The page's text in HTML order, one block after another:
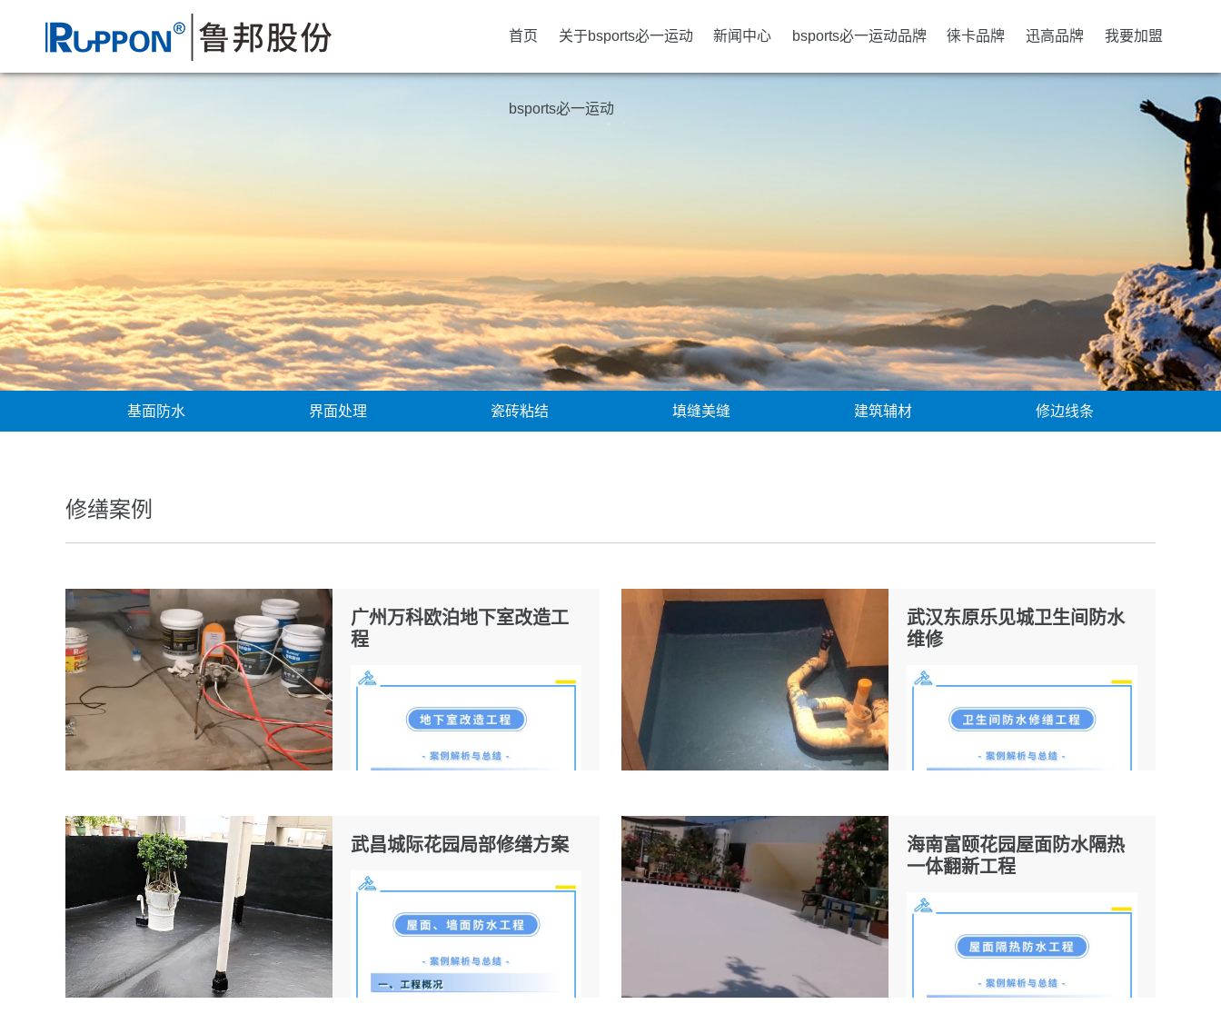
首页 关于bsports必一运动 新闻中心 bsports必一运动品牌 徕卡品牌 迅高品牌 我要加盟
bsports必一运动
基面防水 界面处理 瓷砖粘结 填缝美缝 建筑辅材 修边线条
修缮案例
广州万科欧泊地下室改造工
程
武汉东原乐见城卫生间防水
维修
武昌城际花园局部修缮方案
海南富颐花园屋面防水隔热
一体翻新工程